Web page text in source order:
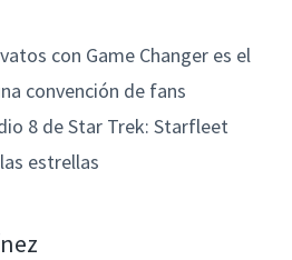
con Game Changer es el
convención de fans
8 de Star Trek: Starfleet
estrellas